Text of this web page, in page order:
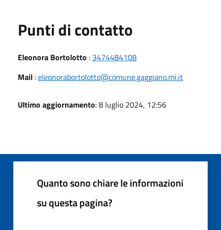
Punti di contatto
Eleonora Bortolotto : 3474484108
Mail :eleonorabortolotto@comune.gaggiano.mi.it
Ultimo aggiornamento: 8 luglio 2024, 12:56
Quanto sono chiare le informazioni
su questa pagina?